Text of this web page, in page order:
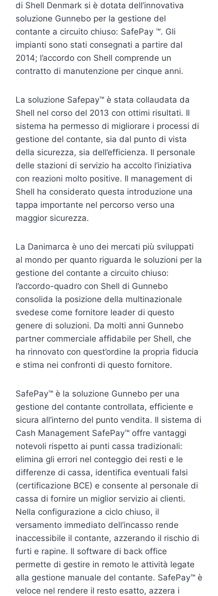
di Shell Denmark si è dotata dell’innovativa
soluzione Gunnebo per la gestione del
contante a circuito chiuso: SafePay ™. Gli
impianti sono stati consegnati a partire dal
2014; l’accordo con Shell comprende un
contratto di manutenzione per cinque anni.
La soluzione Safepay™ è stata collaudata da
Shell nel corso del 2013 con ottimi risultati. Il
sistema ha permesso di migliorare i processi di
gestione del contante, sia dal punto di vista
della sicurezza, sia dell’efficienza. Il personale
delle stazioni di servizio ha accolto l’iniziativa
con reazioni molto positive. Il management di
Shell ha considerato questa introduzione una
tappa importante nel percorso verso una
maggior sicurezza.
La Danimarca è uno dei mercati più sviluppati
al mondo per quanto riguarda le soluzioni per la
gestione del contante a circuito chiuso:
l’accordo-quadro con Shell di Gunnebo
consolida la posizione della multinazionale
svedese come fornitore leader di questo
genere di soluzioni. Da molti anni Gunnebo
partner commerciale affidabile per Shell, che
ha rinnovato con quest’ordine la propria fiducia
e stima nei confronti di questo fornitore.
SafePay™ è la soluzione Gunnebo per una
gestione del contante controllata, efficiente e
sicura all’interno del punto vendita. Il sistema di
Cash Management SafePay™ offre vantaggi
notevoli rispetto ai punti cassa tradizionali:
elimina gli errori nel conteggio dei resti e le
differenze di cassa, identifica eventuali falsi
(certificazione BCE) e consente al personale di
cassa di fornire un miglior servizio ai clienti.
Nella configurazione a ciclo chiuso, il
versamento immediato dell’incasso rende
inaccessibile il contante, azzerando il rischio di
furti e rapine. Il software di back office
permette di gestire in remoto le attività legate
alla gestione manuale del contante. SafePay™ è
veloce nel rendere il resto esatto, azzera i